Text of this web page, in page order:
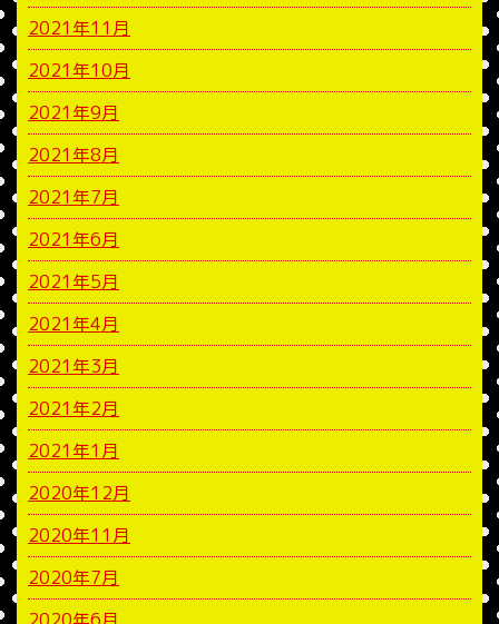
2021年11月
2021年10月
2021年9月
2021年8月
2021年7月
2021年6月
2021年5月
2021年4月
2021年3月
2021年2月
2021年1月
2020年12月
2020年11月
2020年7月